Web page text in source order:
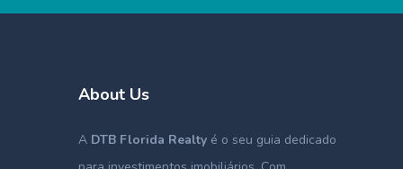
About Us
A DTB Florida Realty é o seu guia dedicado